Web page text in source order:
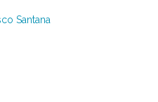
Santana